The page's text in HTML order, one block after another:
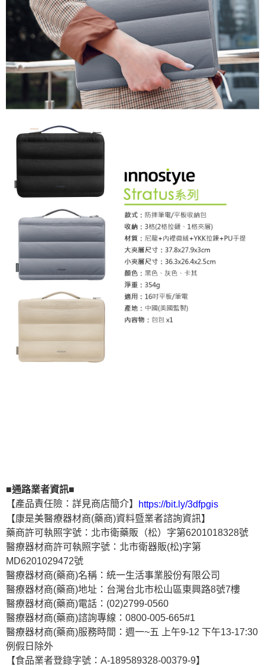
■通路業者資訊■
【產品責任險：詳見商店簡介】
https://bit.ly/3dfpgis
【康是美醫療器材商(藥商)資料暨業者諮詢資訊】
藥商許可執照字號：北市衛藥販（松）字第6201018328號
醫療器材商許可執照字號：北市衛器販(松)字第
MD6201029472號
醫療器材商(藥商)名稱：統一生活事業股份有限公司
醫療器材商(藥商)地址：台灣台北市松山區東興路8號7樓
醫療器材商(藥商)電話：(02)2799-0560
醫療器材商(藥商)諮詢專線：0800-005-665#1
醫療器材商(藥商)服務時間：週一~五 上午9-12 下午13-17:30
例假日除外
【食品業者登錄字號：A-189589328-00379-9】